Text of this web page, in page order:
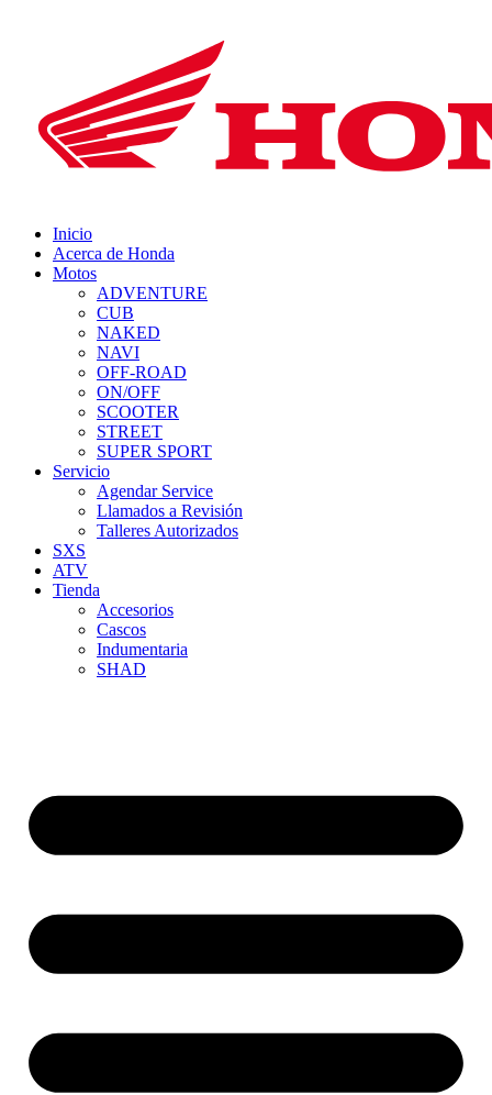
Inicio
Acerca de Honda
Motos
ADVENTURE
CUB
NAKED
NAVI
OFF-ROAD
ON/OFF
SCOOTER
STREET
SUPER SPORT
Servicio
Agendar Service
Llamados a Revisión
Talleres Autorizados
SXS
ATV
Tienda
Accesorios
Cascos
Indumentaria
SHAD